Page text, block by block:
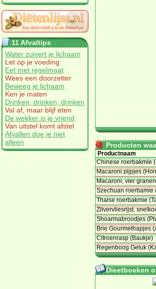
11 Afvaltips
Water zuivert je lichaam
Let op je voeding
Eet met regelmaat
Wees een doorzetter
Beweeg je lichaam
Ken je maten
Drinken, drinken, drinken
Val af, maar blijf eten
De wekker is je vriend
Van uitstel komt afstel
Afvallen doe je niet
alleen
Producten
Productnaam
Chinese roerbakmie
Macaroni pijpjes
Macaroni, vier
Szechuan roerbamie
Thaise roerbakmie
Zilvervliesrijst,
Shoarmabroodjes
Brie Gourmethapjes
Citroenrasp (Baukje)
Regenboog Geluk
Dieetboeken